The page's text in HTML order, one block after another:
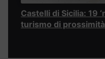
Castelli di Sicilia: 19
turismo di prossimità